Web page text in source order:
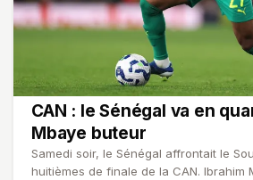
CAN : le Sénégal va en
Mbaye buteur
Samedi soir, le Sénégal affrontait le
huitièmes de finale de la CAN. Ibrahim